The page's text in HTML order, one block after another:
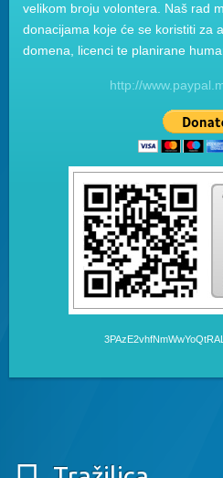
velikom broju volontera. Naš rad
donacijama koje će se koristiti za
domena, licenci te planirane
http://